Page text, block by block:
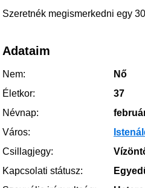
Szeretnék megismerkedni egy
Adataim
Nem:
Nő
Életkor:
37
Névnap:
Város:
Csillagjegy:
Kapcsolati státusz: